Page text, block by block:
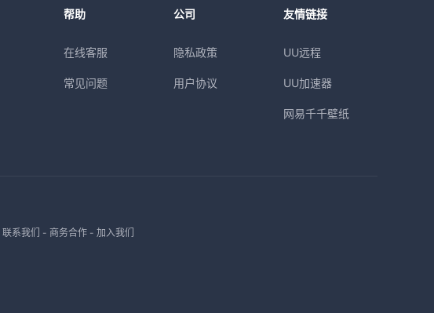
帮助
在线客服
常见问题
公司
隐私政策
用户协议
友情链接
UU远程
UU加速器
网易千千壁纸
联系我们 - 商务合作- 加入我们